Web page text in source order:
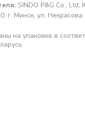
: SINDO P&G Co.,
г. Минск, ул. Некрасова
на упаковке в